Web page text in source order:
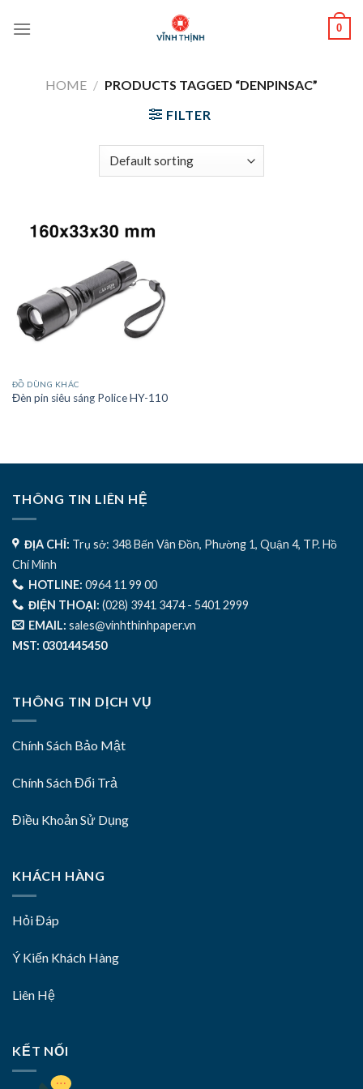
0
HOME / PRODUCTS TAGGED “DENPINSAC”
FILTER
ĐỒ DÙNG KHÁC
Đèn pin siêu sáng Police HY-110
THÔNG TIN LIÊN HỆ
ĐỊA CHỈ: Trụ sở: 348 Bến Vân Đồn, Phường 1, Quận 4, TP. Hồ
Chí Minh
HOTLINE: 0964 11 99 00
ĐIỆN THOẠI: (028) 3941 3474 - 5401 2999
EMAIL: sales@vinhthinhpaper.vn
MST: 0301445450
THÔNG TIN DỊCH VỤ
Chính Sách Bảo Mật
Chính Sách Đổi Trả
Điều Khoản Sử Dụng
KHÁCH HÀNG
Hỏi Đáp
Ý Kiến Khách Hàng
Liên Hệ
KẾT NỐI